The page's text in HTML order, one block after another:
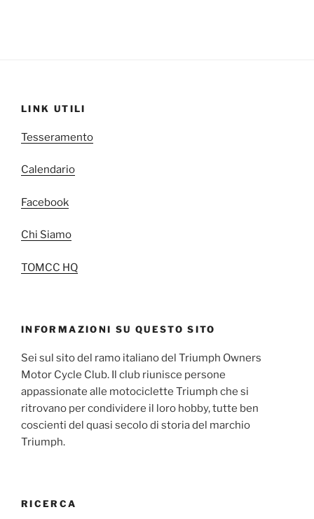
LINK UTILI
Tesseramento
Calendario
Facebook
Chi Siamo
TOMCC HQ
INFORMAZIONI SU QUESTO SITO
Sei sul sito del ramo italiano del Triumph Owners
Motor Cycle Club. Il club riunisce persone
appassionate alle motociclette Triumph che si
ritrovano per condividere il loro hobby, tutte ben
coscienti del quasi secolo di storia del marchio
Triumph.
RICERCA